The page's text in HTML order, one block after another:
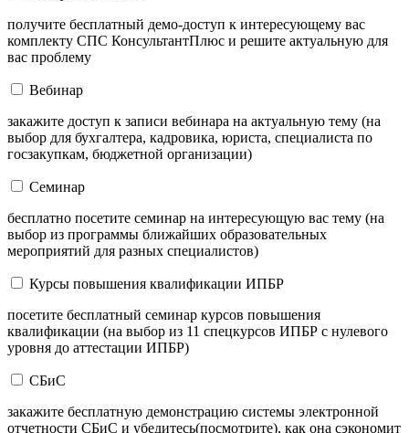
получите бесплатный демо-доступ к интересующему вас
комплекту СПС КонсультантПлюс и решите актуальную для
вас проблему
Вебинар
закажите доступ к записи вебинара на актуальную тему (на
выбор для бухгалтера, кадровика, юриста, специалиста по
госзакупкам, бюджетной организации)
Семинар
бесплатно посетите семинар на интересующую вас тему (на
выбор из программы ближайших образовательных
мероприятий для разных специалистов)
Курсы повышения квалификации ИПБР
посетите бесплатный семинар курсов повышения
квалификации (на выбор из 11 спецкурсов ИПБР с нулевого
уровня до аттестации ИПБР)
СБиС
закажите бесплатную демонстрацию системы электронной
отчетности СБиС и убедитесь(посмотрите), как она сэкономит